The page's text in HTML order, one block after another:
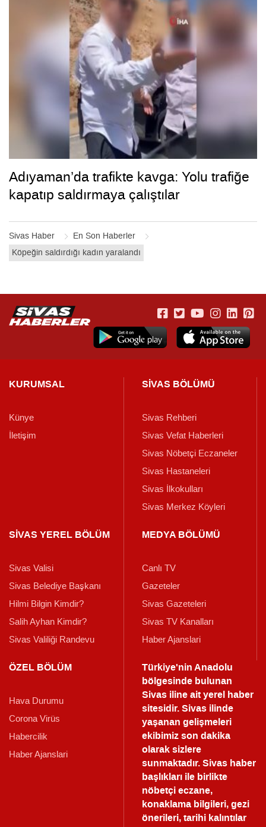
Sivas Haber
En Son Haberler
Köpeğin saldırdığı kadın yaralandı
Adıyaman’da trafikte kavga: Yolu trafiğe
kapatıp saldırmaya çalıştılar
KURUMSAL
Künye
İletişim
SİVAS BÖLÜMÜ
Sivas Rehberi
Sivas Vefat Haberleri
Sivas Nöbetçi Eczaneler
Sivas Hastaneleri
Sivas İlkokulları
Sivas Merkez Köyleri
SİVAS YEREL BÖLÜM
Sivas Valisi
Sivas Belediye Başkanı
Hilmi Bilgin Kimdir?
Salih Ayhan Kimdir?
Sivas Valiliği Randevu
MEDYA BÖLÜMÜ
Canlı TV
Gazeteler
Sivas Gazeteleri
Sivas TV Kanalları
Haber Ajanslari
ÖZEL BÖLÜM
Hava Durumu
Corona Virüs
Habercilik
Haber Ajanslari
Türkiye'nin Anadolu
bölgesinde bulunan
Sivas iline ait yerel haber
sitesidir. Sivas ilinde
yaşanan gelişmeleri
ekibimiz son dakika
olarak sizlere
sunmaktadır.Sivas haber
başlıkları ile birlikte
nöbetçi eczane,
konaklama bilgileri, gezi
önerileri, tarihi kalıntılar